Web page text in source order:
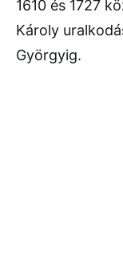
1610 és 1727
Károly
Györgyig.